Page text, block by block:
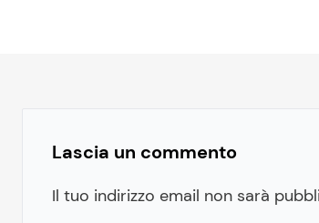
Lascia un commento
Il tuo indirizzo email non sarà